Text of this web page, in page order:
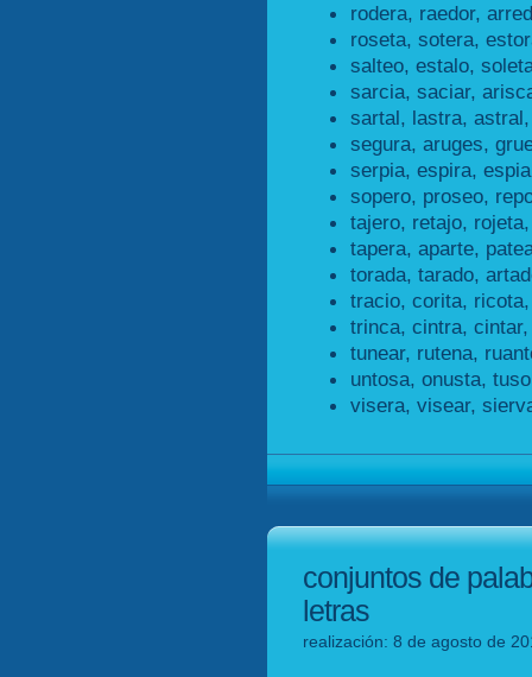
rodera, raedor,
roseta, sotera,
salteo, estalo,
sarcia, saciar,
sartal, lastra,
segura, aruges,
serpia, espira,
sopero, proseo,
tajero, retajo,
tapera, aparte,
torada, tarado,
tracio, corita,
trinca, cintra,
tunear, rutena,
untosa, onusta,
visera, visear,
conjuntos de
letras
realización: 8 de agosto de